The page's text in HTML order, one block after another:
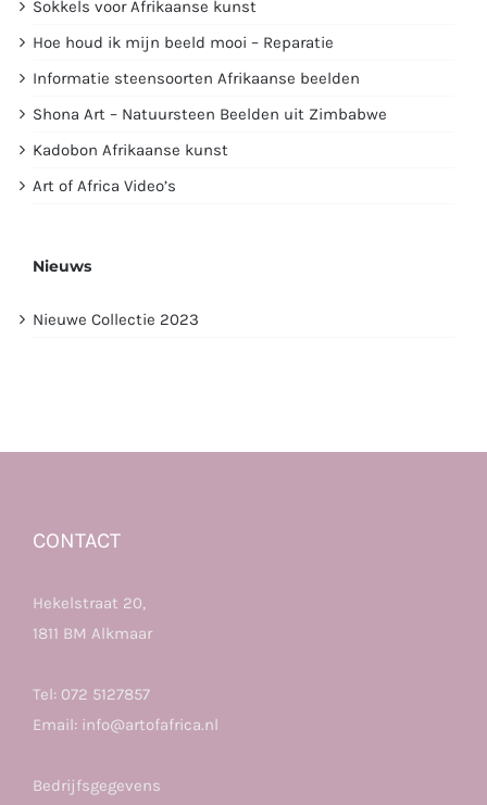
Sokkels voor Afrikaanse kunst
Hoe houd ik mijn beeld mooi – Reparatie
Informatie steensoorten Afrikaanse beelden
Shona Art – Natuursteen Beelden uit Zimbabwe
Kadobon Afrikaanse kunst
Art of Africa Video’s
Nieuws
Nieuwe Collectie 2023
CONTACT
Hekelstraat 20,
1811 BM Alkmaar
Tel: 072 5127857
Email: info@artofafrica.nl
Bedrijfsgegevens